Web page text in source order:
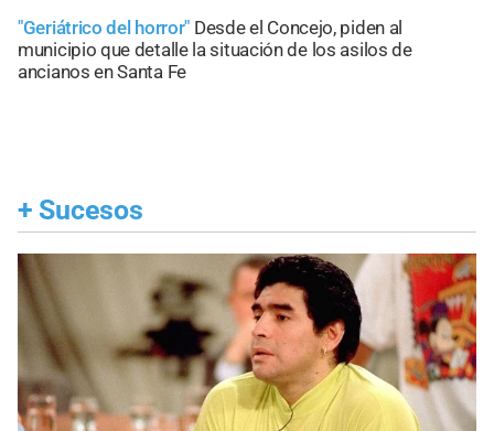
"Geriátrico del horror" Desde el Concejo, piden al
municipio que detalle la situación de los asilos de
ancianos en Santa Fe
+ Sucesos